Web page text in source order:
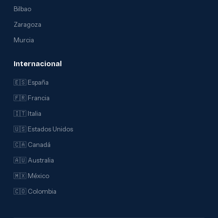
Bilbao
Zaragoza
Murcia
Internacional
🇪🇸 España
🇫🇷 Francia
🇮🇹 Italia
🇺🇸 Estados Unidos
🇨🇦 Canadá
🇦🇺 Australia
🇲🇽 México
🇨🇴 Colombia